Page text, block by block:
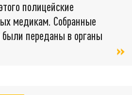
полицейские
медикам. Собранные
были переданы в органы